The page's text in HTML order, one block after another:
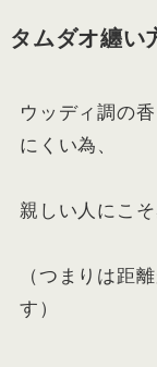
タムダオ纏い
ウッディ調の
にくい為、
親しい人にこ
（つまりは距
す）